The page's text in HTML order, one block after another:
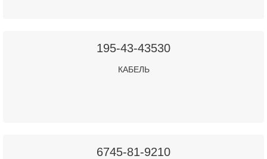
195-43-43530
КАБЕЛЬ
6745-81-9210